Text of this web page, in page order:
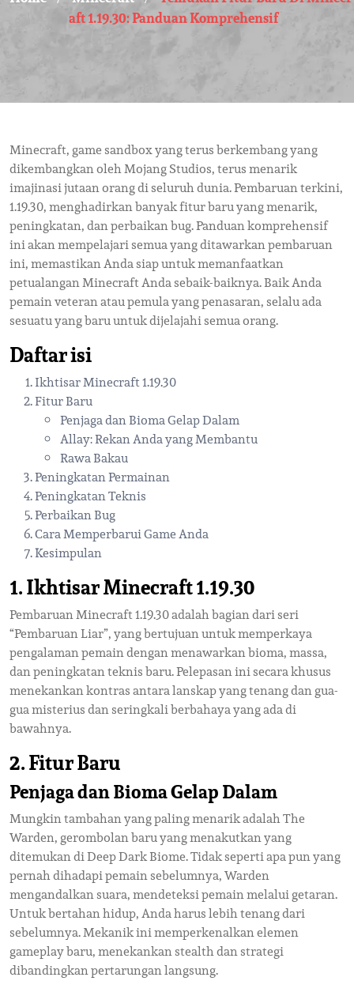
Aft 1.19.30: Panduan Komprehensif
Minecraft, game sandbox yang terus berkembang yang
dikembangkan oleh Mojang Studios, terus menarik
imajinasi jutaan orang di seluruh dunia. Pembaruan terkini,
1.19.30, menghadirkan banyak fitur baru yang menarik,
peningkatan, dan perbaikan bug. Panduan komprehensif
ini akan mempelajari semua yang ditawarkan pembaruan
ini, memastikan Anda siap untuk memanfaatkan
petualangan Minecraft Anda sebaik-baiknya. Baik Anda
pemain veteran atau pemula yang penasaran, selalu ada
sesuatu yang baru untuk dijelajahi semua orang.
Daftar isi
Ikhtisar Minecraft 1.19.30
Fitur Baru
Penjaga dan Bioma Gelap Dalam
Allay: Rekan Anda yang Membantu
Rawa Bakau
Peningkatan Permainan
Peningkatan Teknis
Perbaikan Bug
Cara Memperbarui Game Anda
Kesimpulan
1. Ikhtisar Minecraft 1.19.30
Pembaruan Minecraft 1.19.30 adalah bagian dari seri
“Pembaruan Liar”, yang bertujuan untuk memperkaya
pengalaman pemain dengan menawarkan bioma, massa,
dan peningkatan teknis baru. Pelepasan ini secara khusus
menekankan kontras antara lanskap yang tenang dan gua-
gua misterius dan seringkali berbahaya yang ada di
bawahnya.
2. Fitur Baru
Penjaga dan Bioma Gelap Dalam
Mungkin tambahan yang paling menarik adalah The
Warden, gerombolan baru yang menakutkan yang
ditemukan di Deep Dark Biome. Tidak seperti apa pun yang
pernah dihadapi pemain sebelumnya, Warden
mengandalkan suara, mendeteksi pemain melalui getaran.
Untuk bertahan hidup, Anda harus lebih tenang dari
sebelumnya. Mekanik ini memperkenalkan elemen
gameplay baru, menekankan stealth dan strategi
dibandingkan pertarungan langsung.